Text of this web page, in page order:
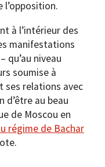
l’opposition.
à l’intérieur des
manifestations
qu’au niveau
soumise à
ses relations avec
d’être au beau
de Moscou en
régime de Bachar